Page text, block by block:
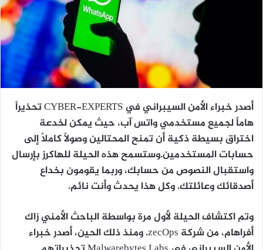
أصدر خبراء الأمن السيبراني في CYBER-EXPERTS تحذيراً
هاماً لجميع مستخدمي واتس آب، حيث يمكن لخدعة
اختراق بسيطة ذكية أن تمنح المحتالين وصولاً كاملاً إلى
حسابات المستخدمين.وستسمح هذه الحيلة للهاكرز بإرسال
واستقبال النصوص من حسابك، وربما يقومون بخداع
أصدقائك وعائلتك. وكل هذا يحدث وأنت نائم.
وتم اكتشاف الحيلة لأول مرة بواسطة الباحث الأمني زاك
أفراهام، من شركة zecOps. ومنذ ذلك الحين، أصدر خبراء